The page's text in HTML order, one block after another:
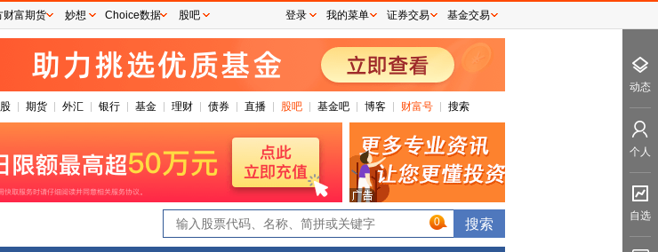
期货 外汇 银行 基金 理财 债券 直播 股吧 基金吧 博客 财富号 搜索
0
财富期货 妙想 Choice数据 股吧 登录 我的菜单 证券交易 基金交易
动态
个人
自选